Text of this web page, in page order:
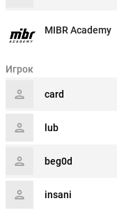
MIBR Academy
Игрок
card
lub
beg0d
insani